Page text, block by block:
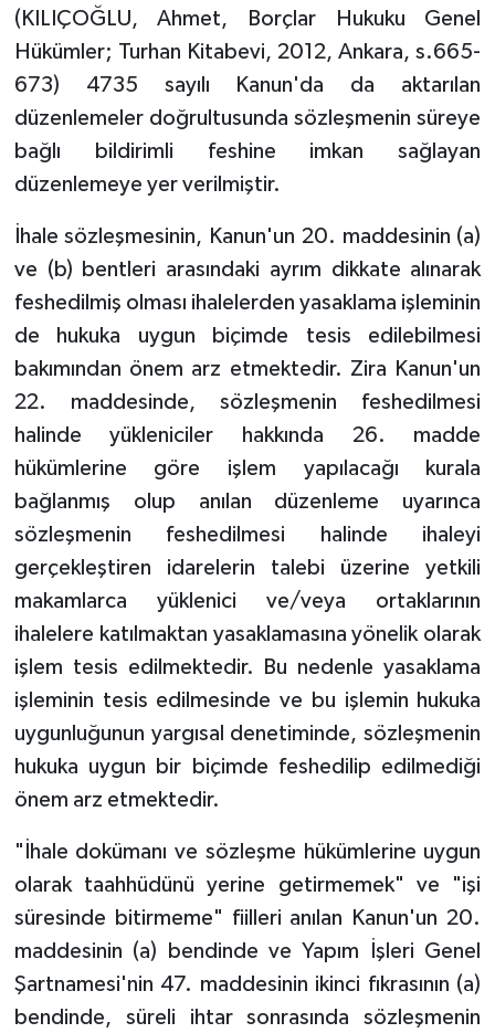
(KILIÇOĞLU, Ahmet, Borçlar Hukuku Genel
Hükümler; Turhan Kitabevi, 2012, Ankara, s.665-
673) 4735 sayılı Kanun'da da aktarılan
düzenlemeler doğrultusunda sözleşmenin süreye
bağlı bildirimli feshine imkan sağlayan
düzenlemeye yer verilmiştir.
İhale sözleşmesinin, Kanun'un 20. maddesinin (a)
ve (b) bentleri arasındaki ayrım dikkate alınarak
feshedilmiş olması ihalelerden yasaklama işleminin
de hukuka uygun biçimde tesis edilebilmesi
bakımından önem arz etmektedir. Zira Kanun'un
22. maddesinde, sözleşmenin feshedilmesi
halinde yükleniciler hakkında 26. madde
hükümlerine göre işlem yapılacağı kurala
bağlanmış olup anılan düzenleme uyarınca
sözleşmenin feshedilmesi halinde ihaleyi
gerçekleştiren idarelerin talebi üzerine yetkili
makamlarca yüklenici ve/veya ortaklarının
ihalelere katılmaktan yasaklamasına yönelik olarak
işlem tesis edilmektedir. Bu nedenle yasaklama
işleminin tesis edilmesinde ve bu işlemin hukuka
uygunluğunun yargısal denetiminde, sözleşmenin
hukuka uygun bir biçimde feshedilip edilmediği
önem arz etmektedir.
"İhale dokümanı ve sözleşme hükümlerine uygun
olarak taahhüdünü yerine getirmemek" ve "işi
süresinde bitirmeme" fiilleri anılan Kanun'un 20.
maddesinin (a) bendinde ve Yapım İşleri Genel
Şartnamesi'nin 47. maddesinin ikinci fıkrasının (a)
bendinde, süreli ihtar sonrasında sözleşmenin